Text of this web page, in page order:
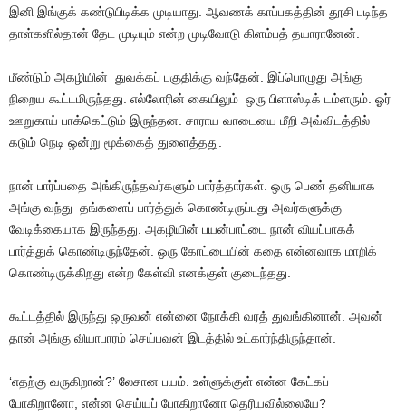
இனி இங்குக் கண்டுபிடிக்க முடியாது. ஆவணக் காப்பகத்தின் தூசி படிந்த
தாள்களில்தான் தேட முடியும் என்ற முடிவோடு கிளம்பத் தயாரானேன்.
மீண்டும் அகழியின் துவக்கப் பகுதிக்கு வந்தேன். இப்பொழுது அங்கு
நிறைய கூட்டமிருந்தது. எல்லோரின் கையிலும் ஒரு பிளாஸ்டிக் டம்ளரும். ஓர்
ஊறுகாய் பாக்கெட்டும் இருந்தன. சாராய வாடையை மீறி அவ்விடத்தில்
கடும் நெடி ஒன்று மூக்கைத் துளைத்தது.
நான் பார்ப்பதை அங்கிருந்தவர்களும் பார்த்தார்கள். ஒரு பெண் தனியாக
அங்கு வந்து தங்களைப் பார்த்துக் கொண்டிருப்பது அவர்களுக்கு
வேடிக்கையாக இருந்தது. அகழியின் பயன்பாட்டை நான் வியப்பாகக்
பார்த்துக் கொண்டிருந்தேன். ஒரு கோட்டையின் கதை என்னவாக மாறிக்
கொண்டிருக்கிறது என்ற கேள்வி எனக்குள் குடைந்தது.
கூட்டத்தில் இருந்து ஒருவன் என்னை நோக்கி வரத் துவங்கினான். அவன்
தான் அங்கு வியாபாரம் செய்பவன் இடத்தில் உட்கார்ந்திருந்தான்.
‘எதற்கு வருகிறான்?’ லேசான பயம். உள்ளுக்குள் என்ன கேட்கப்
போகிறானோ, என்ன செய்யப் போகிறானோ தெரியவில்லையே?